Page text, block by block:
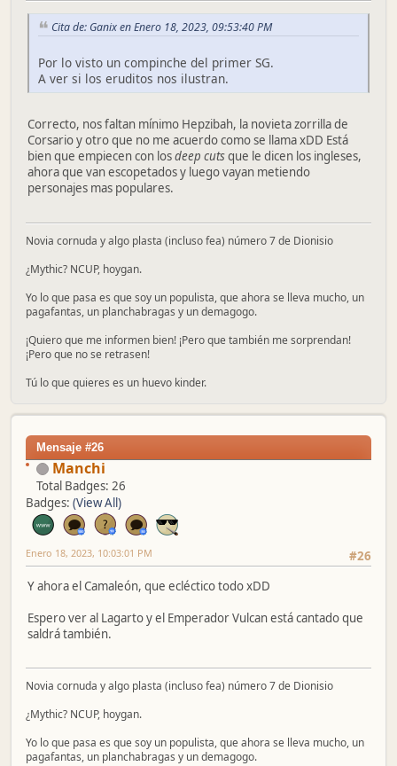
Cita de: Ganix en Enero 18, 2023, 09:53:40 PM
Por lo visto un compinche del primer SG.
A ver si los eruditos nos ilustran.
Correcto, nos faltan mínimo Hepzibah, la novieta zorrilla de
Corsario y otro que no me acuerdo como se llama xDD Está
bien que empiecen con losdeep cutsque le dicen los ingleses,
ahora que van escopetados y luego vayan metiendo
personajes mas populares.
Novia cornuda y algo plasta (incluso fea) número 7 de Dionisio
¿Mythic? NCUP, hoygan.
Yo lo que pasa es que soy un populista, que ahora se lleva mucho, un
pagafantas, un planchabragas y un demagogo.
¡Quiero que me informen bien! ¡Pero que también me sorprendan!
¡Pero que no se retrasen!
Tú lo que quieres es un huevo kinder.
Mensaje #26
Manchi
Total Badges: 26
Badges: (View All)
#26
Enero 18, 2023, 10:03:01 PM
Y ahora el Camaleón, que ecléctico todo xDD
Espero ver al Lagarto y el Emperador Vulcan está cantado que
saldrá también.
Novia cornuda y algo plasta (incluso fea) número 7 de Dionisio
¿Mythic? NCUP, hoygan.
Yo lo que pasa es que soy un populista, que ahora se lleva mucho, un
pagafantas, un planchabragas y un demagogo.